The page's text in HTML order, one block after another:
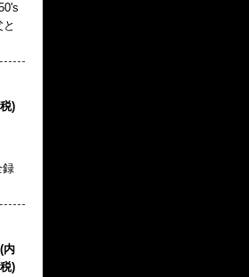
)
録
内
税)